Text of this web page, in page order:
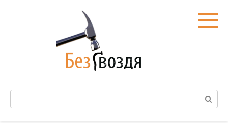
Поиск: